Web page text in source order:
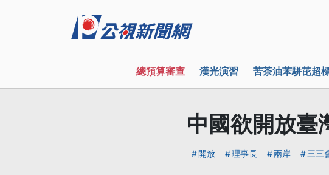
總預算審查 漢光演習 苦茶油苯駢芘超
中國欲開放臺
開放 理事長 兩岸 三三